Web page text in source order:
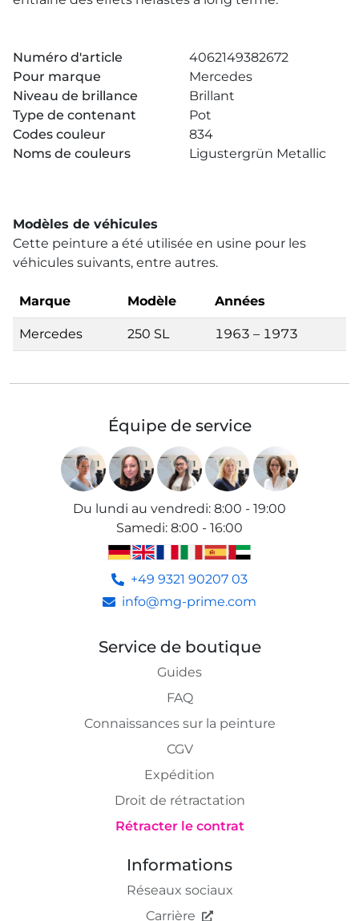
Numéro d'article
4062149382672
Pour marque
Mercedes
Niveau de brillance
Brillant
Type de contenant
Pot
Codes couleur
834
Noms de couleurs
Ligustergrün Metallic
Modèles de véhicules
Cette peinture a été utilisée en usine pour les
véhicules suivants, entre autres.
Marque Modèle Années
Mercedes 250 SL 1963 – 1973
Équipe de service
Du lundi au vendredi: 8:00 - 19:00
Samedi: 8:00 - 16:00
+49 9321 90207 03
info@mg-prime.com
Service de boutique
Guides
FAQ
Connaissances sur la peinture
CGV
Expédition
Droit de rétractation
Rétracter le contrat
Informations
Réseaux sociaux
Carrière